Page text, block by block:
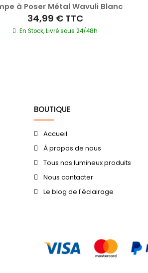
à Poser Métal Wavuli Blanc
34,99 € TTC
En Stock, Livré sous 24/48h
BOUTIQUE
Accueil
À propos de nous
Tous nos lumineux produits
Nous contacter
Le blog de l'éclairage